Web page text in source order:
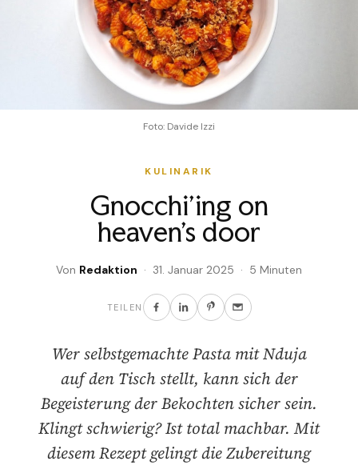
Foto: Davide Izzi
KULINARIK
Gnocchi’ing on
heaven’s door
Von Redaktion · 31. Januar 2025 · 5 Minuten
TEILEN
Wer selbstgemachte Pasta mit Nduja
auf den Tisch stellt, kann sich der
Begeisterung der Bekochten sicher sein.
Klingt schwierig? Ist total machbar. Mit
diesem Rezept gelingt die Zubereitung